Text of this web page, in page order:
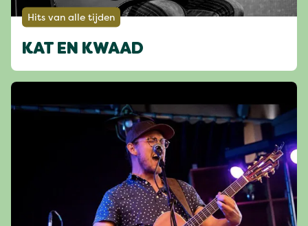
Hits van alle tijden
KAT EN KWAAD